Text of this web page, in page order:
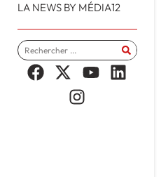
LA NEWS BY MÉDIA12